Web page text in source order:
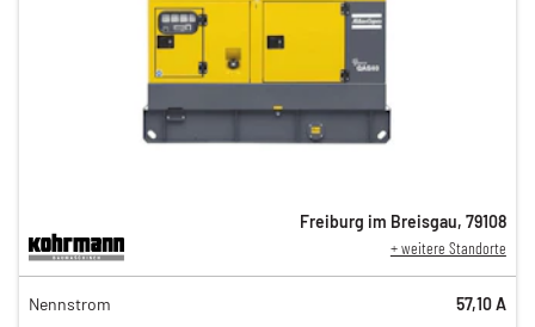
104,00 €
86,00 €
Freiburg im Breisgau, 79108
+ weitere Standorte
Nennstrom
57,10 A